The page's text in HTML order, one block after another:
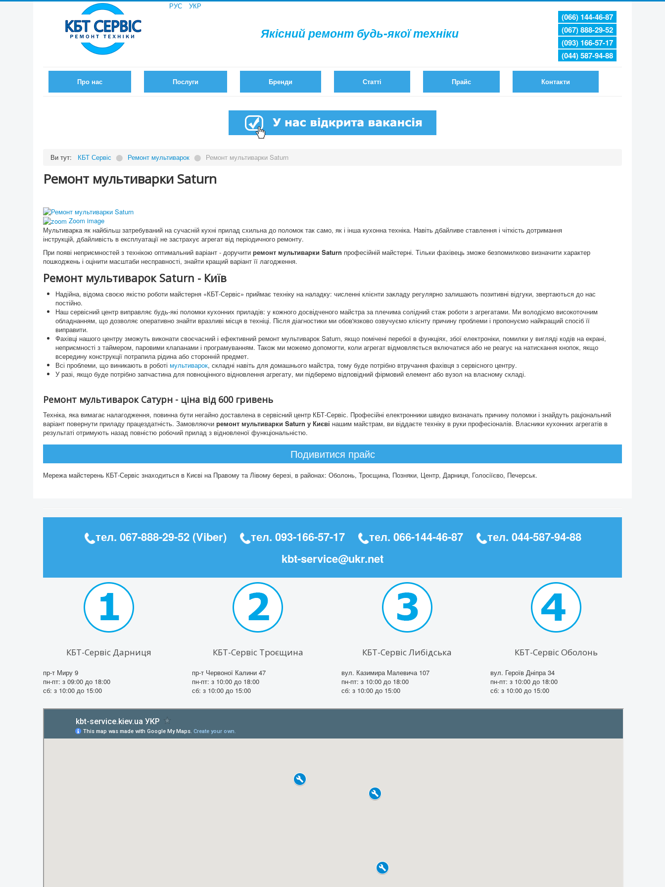
РУС УКР
Якісний ремонт будь-якої техніки
(066) 144-46-87
(067) 888-29-52
(093) 166-57-17
(044) 587-94-88
Про нас Послуги Бренди Статті Прайс Контакти
Ви тут: КБТ Сервіс ⬤ Ремонт мультиварок ⬤ Ремонт мультиварки Saturn
Ремонт мультиварки Saturn
Zoom image
Мультиварка як найбільш затребуваний на сучасній кухні прилад схильна до поломок так само, як і інша кухонна техніка. Навіть дбайливе ставлення і чіткість дотримання
інструкцій, дбайливість в експлуатації не застрахує агрегат від періодичного ремонту.
При появі неприємностей з технікою оптимальний варіант - доручити ремонт мультиварки Saturn професійній майстерні. Тільки фахівець зможе безпомилково визначити характер
пошкоджень і оцінити масштаби несправності, знайти кращий варіант її лагодження.
Ремонт мультиварок Saturn - Київ
Надійна, відома своєю якістю роботи майстерня «КБТ-Сервіс» приймає техніку на наладку: численні клієнти закладу регулярно залишають позитивні відгуки, звертаються до нас
постійно.
Наш сервісний центр виправляє будь-які поломки кухонних приладів: у кожного досвідченого майстра за плечима солідний стаж роботи з агрегатами. Ми володіємо високоточним
обладнанням, що дозволяє оперативно знайти вразливі місця в техніці. Після діагностики ми обов'язково озвучуємо клієнту причину проблеми і пропонуємо найкращий спосіб її
виправити.
Фахівці нашого центру зможуть виконати своєчасний і ефективний ремонт мультиварок Saturn, якщо помічені перебої в функціях, збої електроніки, помилки у вигляді кодів на екрані,
неприємності з таймером, паровими клапанами і програмуванням. Також ми можемо допомогти, коли агрегат відмовляється включатися або не реагує на натискання кнопок, якщо
всередину конструкції потрапила рідина або сторонній предмет.
Всі проблеми, що виникають в роботі мультиварок, складні навіть для домашнього майстра, тому буде потрібно втручання фахівця з сервісного центру.
У разі, якщо буде потрібно запчастина для повноцінного відновлення агрегату, ми підберемо відповідний фірмовий елемент або вузол на власному складі.
Ремонт мультиварок Сатурн - ціна від 600 гривень
Техніка, яка вимагає налагодження, повинна бути негайно доставлена ​​в сервісний центр КБТ-Сервіс. Професійні електронники швидко визначать причину поломки і знайдуть раціональний
варіант повернути приладу працездатність. Замовляючи ремонт мультиварки Saturn у Києві нашим майстрам, ви віддаєте техніку в руки професіоналів. Власники кухонних агрегатів в
результаті отримують назад повністю робочий прилад з відновленої функціональністю.
Подивитися прайс
Мережа майстерень КБТ-Сервіс знаходиться в Києві на Правому та Лівому березі, в районах: Оболонь, Троєщина, Позняки, Центр, Дарниця, Голосіїєво, Печерськ.
тел. 067-888-29-52 (Viber) тел. 093-166-57-17 тел. 066-144-46-87 тел. 044-587-94-88
kbt-service@ukr.net
КБТ-Сервіс Дарниця
пр-т Миру 9
пн-пт: з 09:00 до 18:00
сб: з 10:00 до 15:00
КБТ-Сервіс Троєщина
пр-т Червоної Калини 47
пн-пт: з 10:00 до 18:00
сб: з 10:00 до 15:00
КБТ-Сервіс Либідська
вул. Казимира Малевича 107
пн-пт: з 10:00 до 18:00
сб: з 10:00 до 15:00
КБТ-Сервіс Оболонь
вул. Героїв Дніпра 34
пн-пт: з 10:00 до 18:00
сб: з 10:00 до 15:00